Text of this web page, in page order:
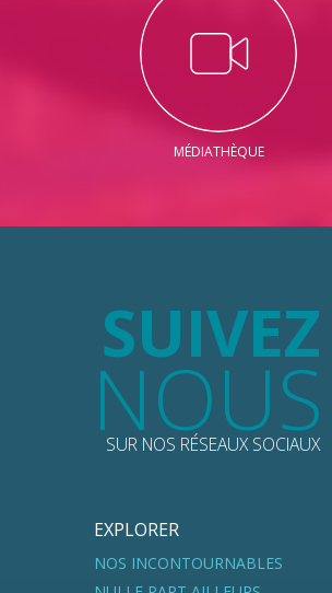
MÉDIATHÈQUE
SUIVEZ
NOUS
SUR NOS RÉSEAUX SOCIAUX
EXPLORER
NOS INCONTOURNABLES